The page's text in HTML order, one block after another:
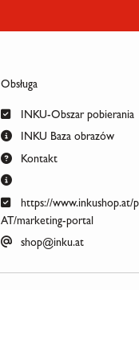
Obsługa
INKU-Obszar pobierania
INKU Baza obrazów
Kontakt
https://www.inkushop.at/
AT/marketing-portal
shop@inku.at